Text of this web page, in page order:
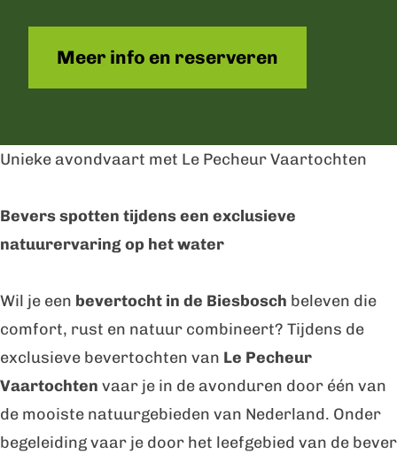
e
r
o
c
t
B
i
e
s
b
r
v
r
t
c
h
t
B
i
e
Meer info en reserveren
Unieke avondvaart met Le Pecheur Vaartochten
Bevers spotten tijdens een exclusieve
natuurervaring op het water
Wil je een bevertocht in de Biesbosch beleven die
comfort, rust en natuur combineert? Tijdens de
exclusieve bevertochten van Le Pecheur
Vaartochten vaar je in de avonduren door één van
de mooiste natuurgebieden van Nederland. Onder
begeleiding vaar je door het leefgebied van de bever